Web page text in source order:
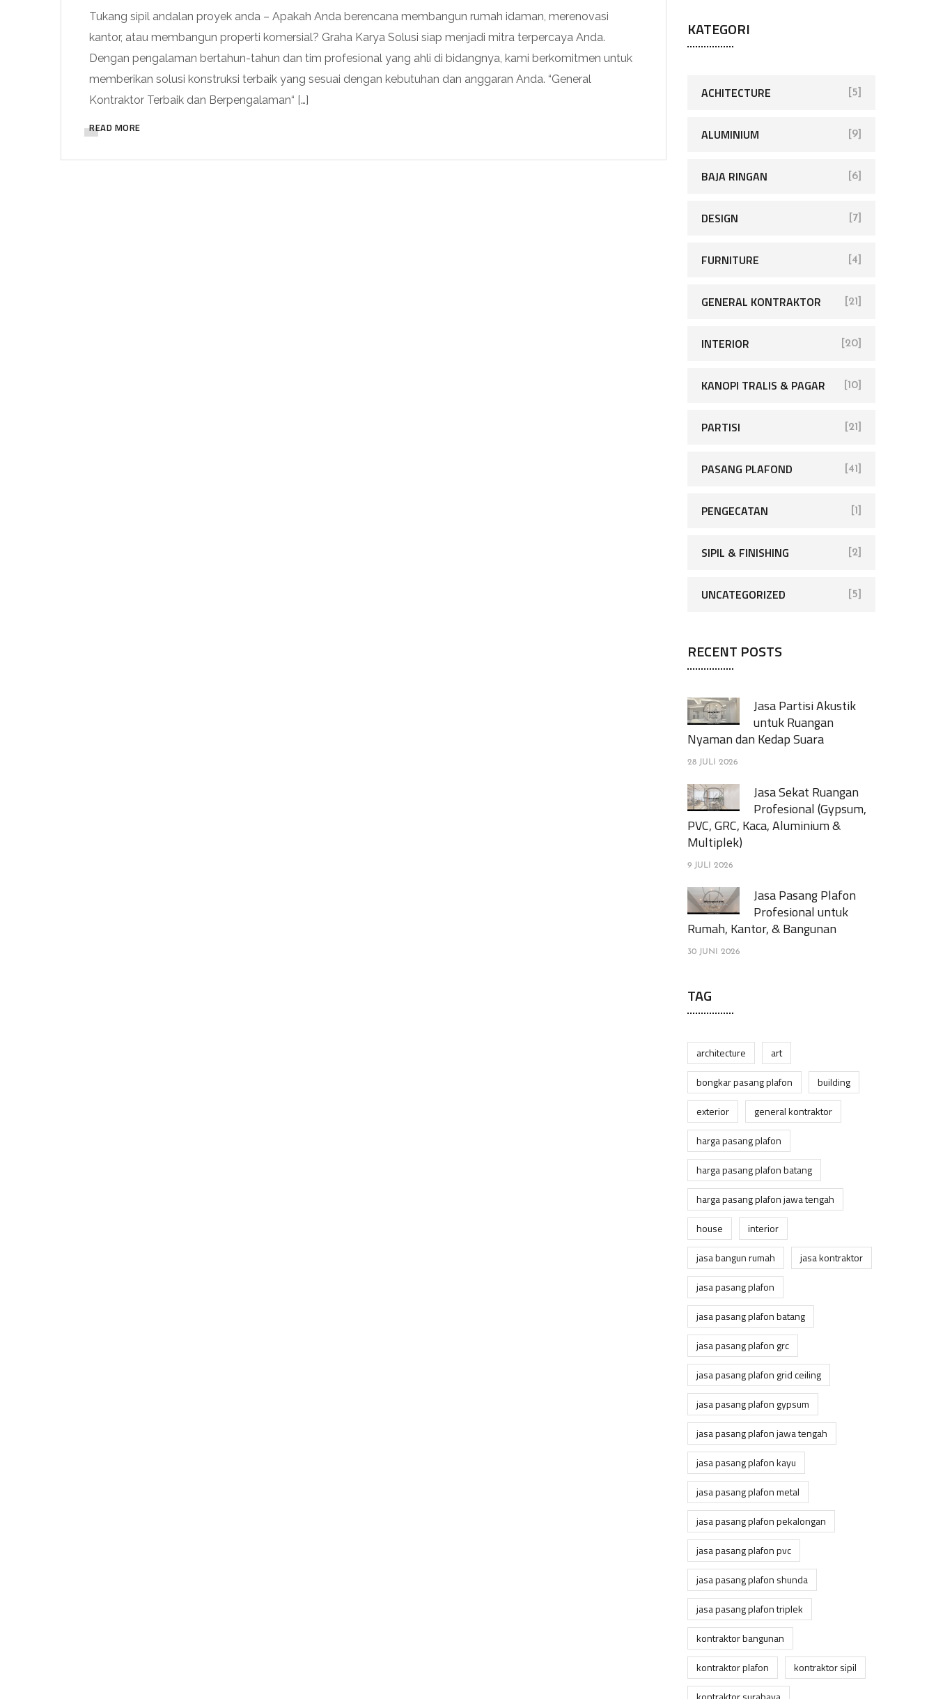
Tukang sipil andalan proyek anda – Apakah Anda berencana membangun rumah idaman, merenovasi
kantor, atau membangun properti komersial? Graha Karya Solusi siap menjadi mitra terpercaya Anda.
Dengan pengalaman bertahun-tahun dan tim profesional yang ahli di bidangnya, kami berkomitmen untuk
memberikan solusi konstruksi terbaik yang sesuai dengan kebutuhan dan anggaran Anda. “General
Kontraktor Terbaik dan Berpengalaman“ […]
READ MORE
KATEGORI
ACHITECTURE [5]
ALUMINIUM [9]
BAJA RINGAN [6]
DESIGN [7]
FURNITURE [4]
GENERAL KONTRAKTOR [21]
INTERIOR [20]
KANOPI TRALIS & PAGAR [10]
PARTISI [21]
PASANG PLAFOND [41]
PENGECATAN [1]
SIPIL & FINISHING [2]
UNCATEGORIZED [5]
RECENT POSTS
Jasa Partisi Akustik
untuk Ruangan
Nyaman dan Kedap Suara
28 JULI 2026
Jasa Sekat Ruangan
Profesional (Gypsum,
PVC, GRC, Kaca, Aluminium &
Multiplek)
9 JULI 2026
Jasa Pasang Plafon
Profesional untuk
Rumah, Kantor, & Bangunan
30 JUNI 2026
TAG
architecture
art
bongkar pasang plafon
building
exterior
general kontraktor
harga pasang plafon
harga pasang plafon batang
harga pasang plafon jawa tengah
house
interior
jasa bangun rumah
jasa kontraktor
jasa pasang plafon
jasa pasang plafon batang
jasa pasang plafon grc
jasa pasang plafon grid ceiling
jasa pasang plafon gypsum
jasa pasang plafon jawa tengah
jasa pasang plafon kayu
jasa pasang plafon metal
jasa pasang plafon pekalongan
jasa pasang plafon pvc
jasa pasang plafon shunda
jasa pasang plafon triplek
kontraktor bangunan
kontraktor plafon
kontraktor sipil